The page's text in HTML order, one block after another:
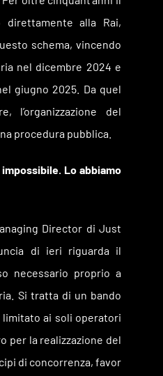
alla Rai,
schema, vincendo
nel dicembre 2024 e
giugno 2025. Da quel
l’organizzazione del
procedura pubblica.
Lo abbiamo
Director di Just
di ieri riguarda il
necessario proprio a
Si tratta di un bando
ai soli operatori
per la realizzazione del
di concorrenza, favor